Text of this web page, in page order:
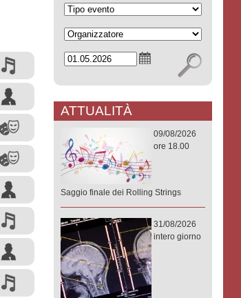
ATTUALITÀ
09/08/2026
ore 18.00
Saggio finale dei Rolling Strings
31/08/2026
intero giorno